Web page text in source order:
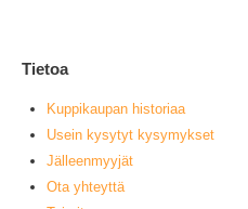
Tietoa
Kuppikaupan historiaa
Usein kysytyt kysymykset
Jälleenmyyjät
Ota yhteyttä